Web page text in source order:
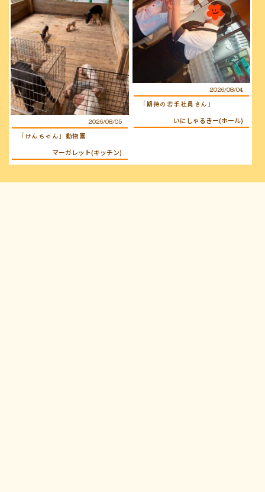
2026/08/05
「けんちゃん」動物園
マーガレット(キッチン)
2026/08/04
「期待の若手社員さん」
いにしゃるきー(ホール)